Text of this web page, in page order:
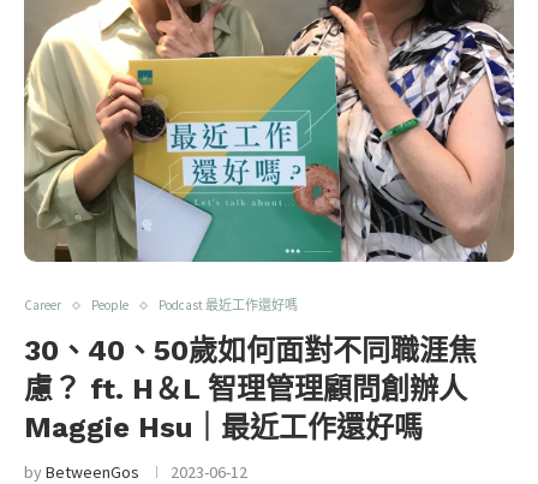
Career People Podcast 最近工作還好嗎
30、40、50歲如何面對不同職涯焦
慮？ ft. H＆L 智理管理顧問創辦人
Maggie Hsu｜最近工作還好嗎
byBetweenGos 2023-06-12